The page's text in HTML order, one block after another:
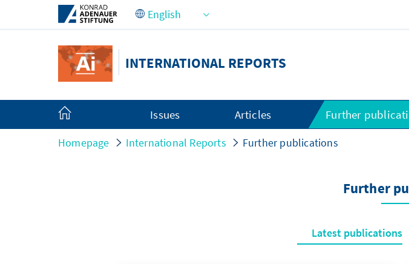
Skip to Main Content
INTERNATIONAL REPORTS
Issues Articles Further
Homepage International Reports Further publications
Further
Latest publications